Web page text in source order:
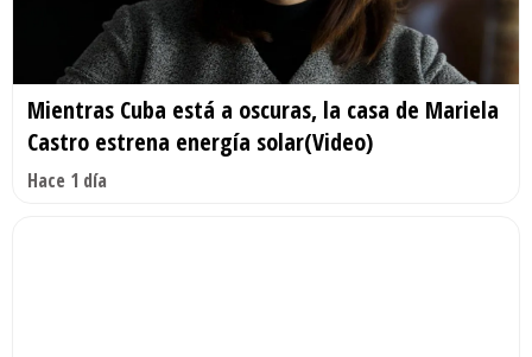
Mientras Cuba está a oscuras, la casa de Mariela
Castro estrena energía solar(Video)
Hace 1 día